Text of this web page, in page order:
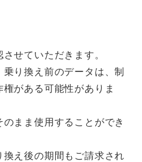
せていただきます。
り換え前のデータは、制
がある可能性がありま
まま使用することができ
え後の期間もご請求され